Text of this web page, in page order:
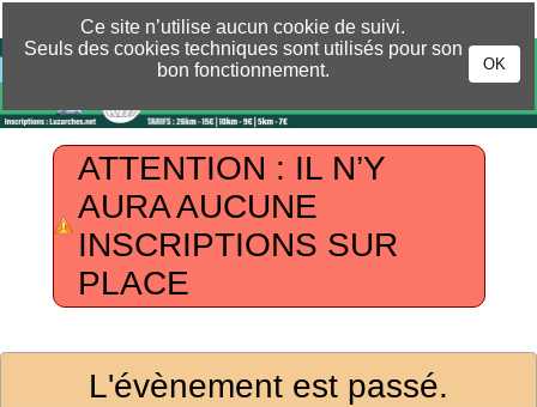
Ce site n’utilise aucun cookie de suivi.
Seuls des cookies techniques sont utilisés pour son
bon fonctionnement.
OK
CHANGER DE LANGUE »
ATTENTION : IL N’Y
AURA AUCUNE
INSCRIPTIONS SUR
PLACE
L'évènement est passé.